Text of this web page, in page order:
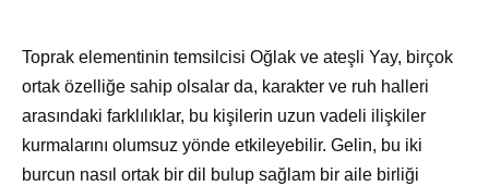
Toprak elementinin temsilcisi Oğlak ve ateşli Yay, birçok
ortak özelliğe sahip olsalar da, karakter ve ruh halleri
arasındaki farklılıklar, bu kişilerin uzun vadeli ilişkiler
kurmalarını olumsuz yönde etkileyebilir. Gelin, bu iki
burcun nasıl ortak bir dil bulup sağlam bir aile birliği